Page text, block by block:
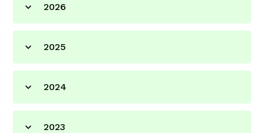
2026
2025
2024
2023